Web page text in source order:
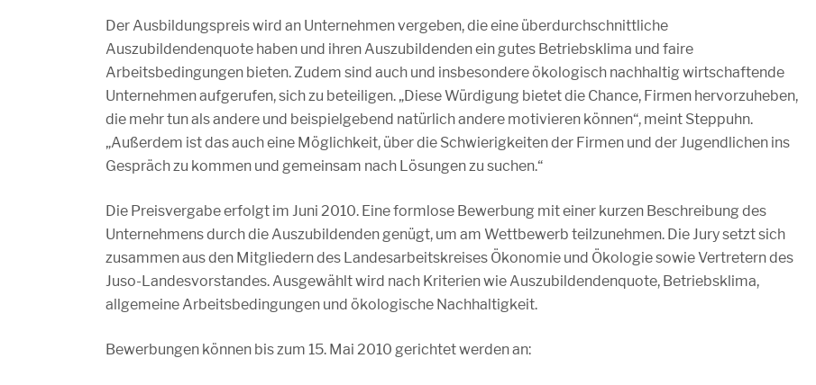
Der Ausbildungspreis wird an Unternehmen vergeben, die eine überdurchschnittliche
Auszubildendenquote haben und ihren Auszubildenden ein gutes Betriebsklima und faire
Arbeitsbedingungen bieten. Zudem sind auch und insbesondere ökologisch nachhaltig wirtschaftende
Unternehmen aufgerufen, sich zu beteiligen. „Diese Würdigung bietet die Chance, Firmen hervorzuheben,
die mehr tun als andere und beispielgebend natürlich andere motivieren können“, meint Steppuhn.
„Außerdem ist das auch eine Möglichkeit, über die Schwierigkeiten der Firmen und der Jugendlichen ins
Gespräch zu kommen und gemeinsam nach Lösungen zu suchen.“
Die Preisvergabe erfolgt im Juni 2010. Eine formlose Bewerbung mit einer kurzen Beschreibung des
Unternehmens durch die Auszubildenden genügt, um am Wettbewerb teilzunehmen. Die Jury setzt sich
zusammen aus den Mitgliedern des Landesarbeitskreises Ökonomie und Ökologie sowie Vertretern des
Juso-Landesvorstandes. Ausgewählt wird nach Kriterien wie Auszubildendenquote, Betriebsklima,
allgemeine Arbeitsbedingungen und ökologische Nachhaltigkeit.
Bewerbungen können bis zum 15. Mai 2010 gerichtet werden an: